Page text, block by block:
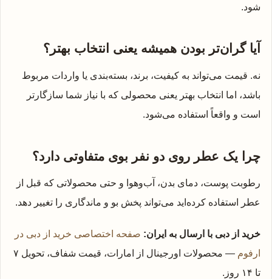
شود.
آیا گران‌تر بودن همیشه یعنی انتخاب بهتر؟
نه. قیمت می‌تواند به کیفیت، برند، بسته‌بندی یا واردات مربوط
باشد، اما انتخاب بهتر یعنی محصولی که با نیاز شما سازگارتر
است و واقعاً استفاده می‌شود.
چرا یک عطر روی دو نفر بوی متفاوتی دارد؟
رطوبت پوست، دمای بدن، آب‌وهوا و حتی محصولاتی که قبل از
عطر استفاده کرده‌اید می‌تواند پخش بو و ماندگاری را تغییر دهد.
خرید از دبی با ارسال به ایران: صفحه اختصاصی خرید از دبی در
ارفوم
— محصولات اورجینال از امارات، قیمت شفاف، تحویل ۷
تا ۱۴ روز.